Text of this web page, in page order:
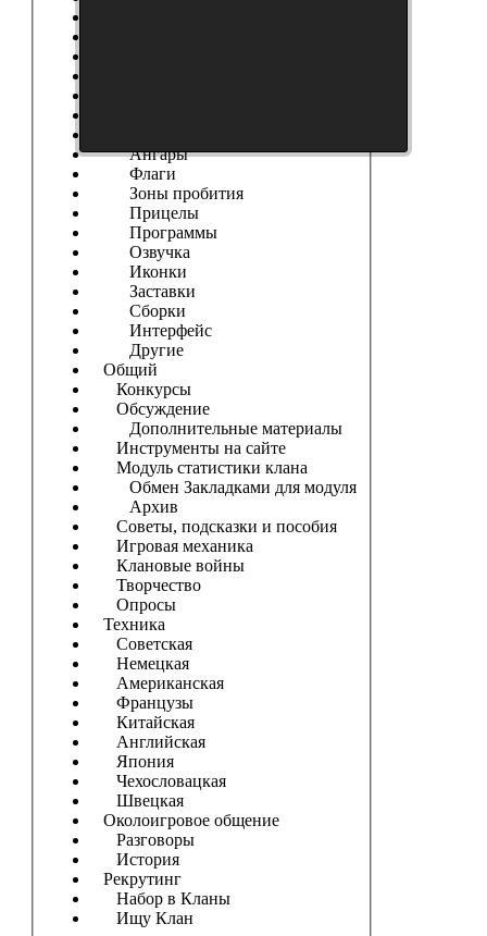
Ангары
Флаги
Зоны пробития
Прицелы
Программы
Озвучка
Иконки
Заставки
Сборки
Интерфейс
Другие
Общий
Конкурсы
Обсуждение
Дополнительные материалы
Инструменты на сайте
Модуль статистики клана
Обмен Закладками для модуля
Архив
Советы, подсказки и пособия
Игровая механика
Клановые войны
Творчество
Опросы
Техника
Советская
Немецкая
Американская
Французы
Китайская
Английская
Япония
Чехословацкая
Швецкая
Околоигровое общение
Разговоры
История
Рекрутинг
Набор в Кланы
Ищу Клан